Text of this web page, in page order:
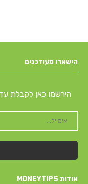
הישארו מעודכנים
הירשמו כאן לקבלת
אודות MONEYTIPS